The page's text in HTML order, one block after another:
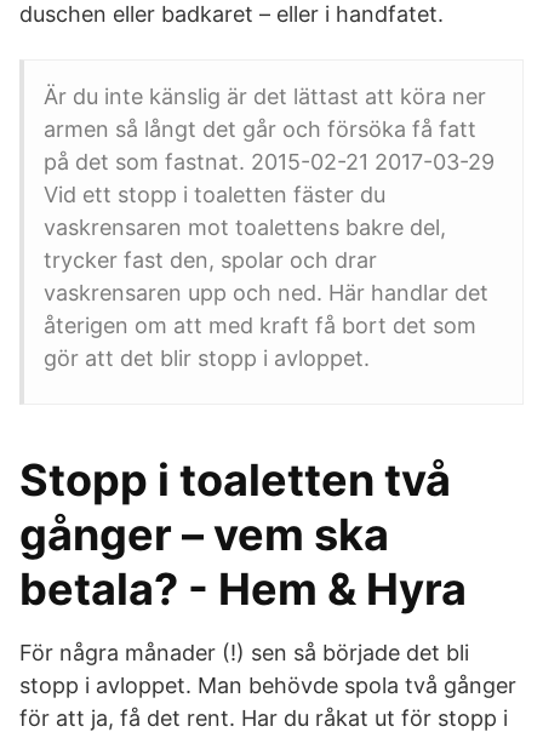
duschen eller badkaret – eller i handfatet.
Är du inte känslig är det lättast att köra ner
armen så långt det går och försöka få fatt
på det som fastnat. 2015-02-21 2017-03-29
Vid ett stopp i toaletten fäster du
vaskrensaren mot toalettens bakre del,
trycker fast den, spolar och drar
vaskrensaren upp och ned. Här handlar det
återigen om att med kraft få bort det som
gör att det blir stopp i avloppet.
Stopp i toaletten två
gånger – vem ska
betala? - Hem & Hyra
För några månader (!) sen så började det bli
stopp i avloppet. Man behövde spola två gånger
för att ja, få det rent. Har du råkat ut för stopp i